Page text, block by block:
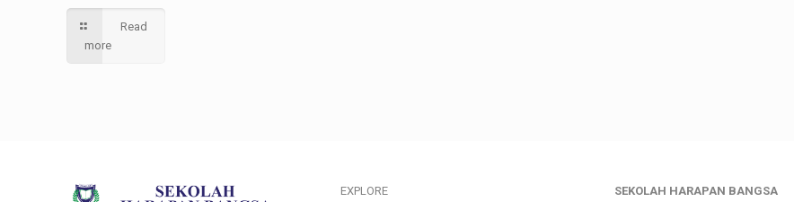
Read
more
EXPLORE SEKOLAH HARAPAN BANGSA